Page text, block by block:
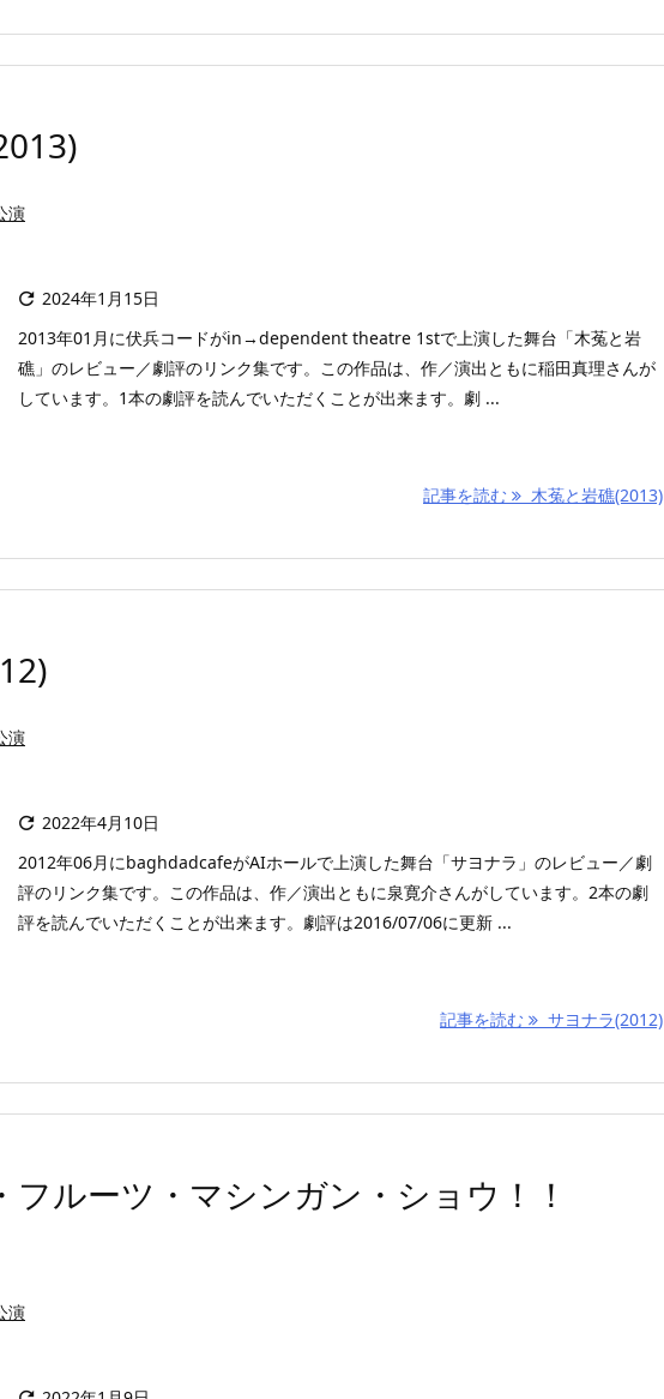
演
 2024年1月15日
2013年01月に伏兵コードがin→dependent theatre 1stで上演した舞台「木菟と岩
礁」のレビュー／劇評のリンク集です。この作品は、作／演出ともに稲田真理さんが
しています。1本の劇評を読んでいただくことが出来ます。劇 ...
記事を読む 木菟と岩礁(2013)
演
 2022年4月10日
2012年06月にbaghdadcafeがAIホールで上演した舞台「サヨナラ」のレビュー／劇
評のリンク集です。この作品は、作／演出ともに泉寛介さんがしています。2本の劇
評を読んでいただくことが出来ます。劇評は2016/07/06に更新 ...
記事を読む サヨナラ(2012)
フルーツ・マシンガン・ショウ！！
演